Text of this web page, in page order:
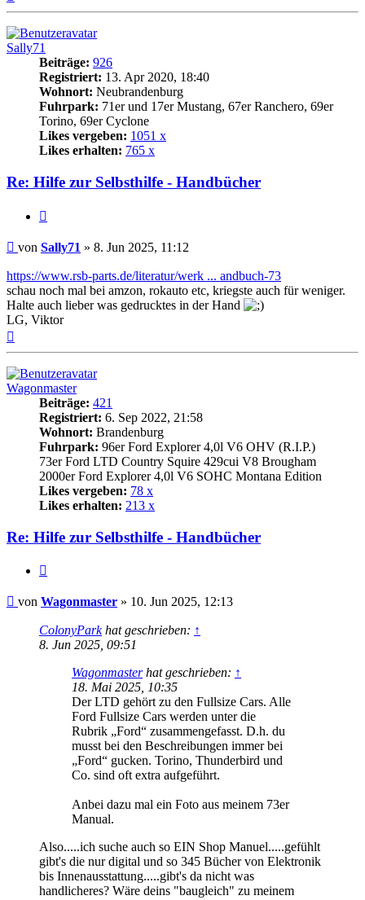
oben
Sally71
Beiträge: 926
Registriert: 13. Apr 2020, 18:40
Wohnort: Neubrandenburg
Fuhrpark: 71er und 17er Mustang, 67er Ranchero, 69er
Torino, 69er Cyclone
Likes vergeben: 1051 x
Likes erhalten: 765 x
Re: Hilfe zur Selbsthilfe - Handbücher
Beitrag
von Sally71 » 8. Jun 2025, 11:12
https://www.rsb-parts.de/literatur/werk ... andbuch-73
schau noch mal bei amzon, rokauto etc, kriegste auch für weniger.
Halte auch lieber was gedrucktes in der Hand
LG, Viktor
Wagonmaster
Beiträge: 421
Registriert: 6. Sep 2022, 21:58
Wohnort: Brandenburg
Fuhrpark: 96er Ford Explorer 4,0l V6 OHV (R.I.P.)
73er Ford LTD Country Squire 429cui V8 Brougham
2000er Ford Explorer 4,0l V6 SOHC Montana Edition
Likes vergeben: 78 x
Likes erhalten: 213 x
Re: Hilfe zur Selbsthilfe - Handbücher
Beitrag
von Wagonmaster » 10. Jun 2025, 12:13
ColonyParkhat geschrieben: ↑
8. Jun 2025, 09:51
Wagonmasterhat geschrieben: ↑
18. Mai 2025, 10:35
Der LTD gehört zu den Fullsize Cars. Alle
Ford Fullsize Cars werden unter die
Rubrik „Ford“ zusammengefasst. D.h. du
musst bei den Beschreibungen immer bei
„Ford“ gucken. Torino, Thunderbird und
Co. sind oft extra aufgeführt.
Anbei dazu mal ein Foto aus meinem 73er
Manual.
Also.....ich suche auch so EIN Shop Manuel.....gefühlt
gibt's die nur digital und so 345 Bücher von Elektronik
bis Innenausstattung.....gibt's da nicht was
handlicheres? Wäre deins "baugleich" zu meinem